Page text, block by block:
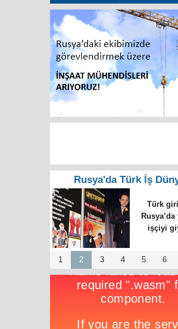
Rusya'da Türk İş
Türk
işçiyi
1 2 3 4 5 6